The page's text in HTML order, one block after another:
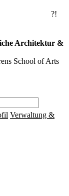
?!
Architektur &
School of Arts
Verwaltung &